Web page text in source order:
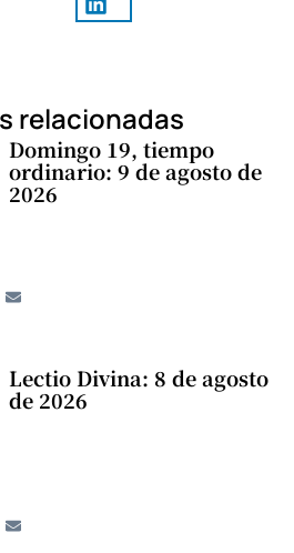
relacionadas
Domingo 19, tiempo
ordinario: 9 de agosto de
2026
Lectio Divina: 8 de agosto
de 2026